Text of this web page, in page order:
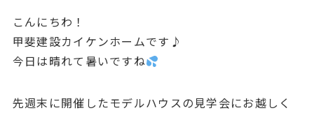
こんにちわ！
甲斐建設カイケンホームです♪
今日は晴れて暑いですね
先週末に開催したモデルハウスの見学会にお越しく